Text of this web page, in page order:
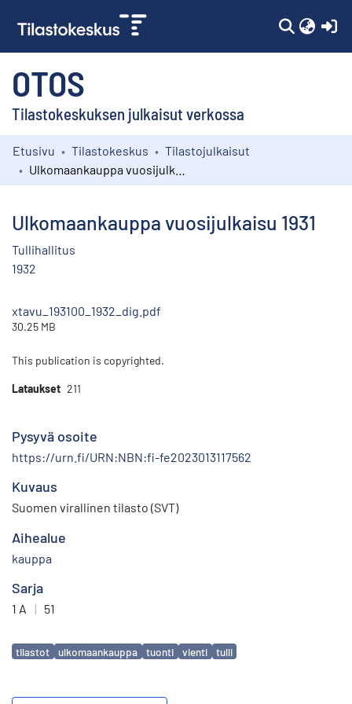
OTOS
Tilastokeskuksen julkaisut verkossa
Kokoelmat
Etusivu Tilastokeskus
Tilastojulkaisut
Ulkomaankauppa vuosijulkaisu 1931
Tullihallitus
1932
xtavu_193100_1932_dig.pdf
30.25 MB
This publication is copyrighted.
Lataukset 211
Pysyvä osoite
https://urn.fi/URN:NBN:fi-fe2023013117562
Kuvaus
Suomen virallinen tilasto (SVT)
Aihealue
kauppa
Sarja
1 A | 51
Avainsanat
tilastot ulkomaankauppa tuonti vienti tulli